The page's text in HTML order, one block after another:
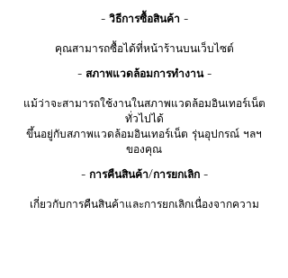
- วิธีการซื้อสินค้า -
คุณสามารถซื้อได้ที่หน้าร้านบนเว็บไซต์
- สภาพแวดล้อมการทำงาน -
แม้ว่าจะสามารถใช้งานในสภาพแวดล้อมอินเทอร์เน็ต
ทั่วไปได้
ขึ้นอยู่กับสภาพแวดล้อมอินเทอร์เน็ต รุ่นอุปกรณ์ ฯลฯ
ของคุณ
- การคืนสินค้า/การยกเลิก -
เกี่ยวกับการคืนสินค้าและการยกเลิกเนื่องจากความ